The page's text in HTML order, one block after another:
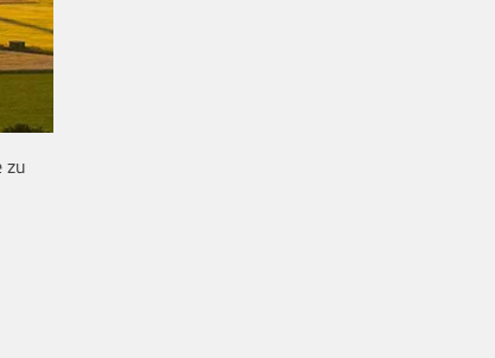
zu